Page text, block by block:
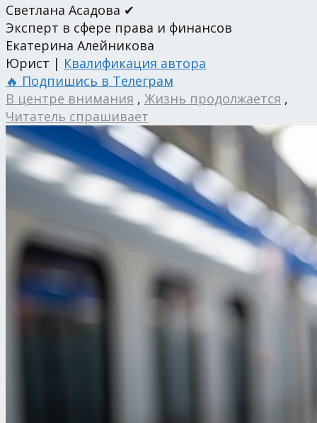
Светлана Асадова ✔
Эксперт в сфере права и финансов
Екатерина Алейникова
Юрист | Квалификация автора
🔥 Подпишись в Телеграм
В центре внимания , Жизнь продолжается ,
Читатель спрашивает